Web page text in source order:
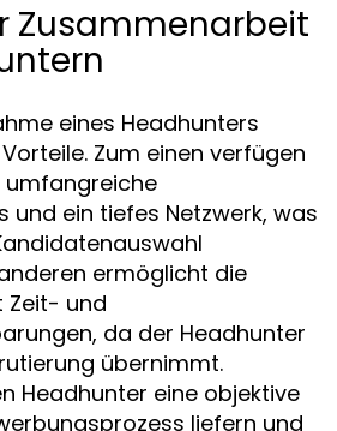
Zusammenarbeit
eines Headhunters
Zum einen verfügen
umfangreiche
und ein tiefes Netzwerk, was
ermöglicht die
Zeit- und
da der Headhunter
übernimmt.
Headhunter eine objektive
liefern und